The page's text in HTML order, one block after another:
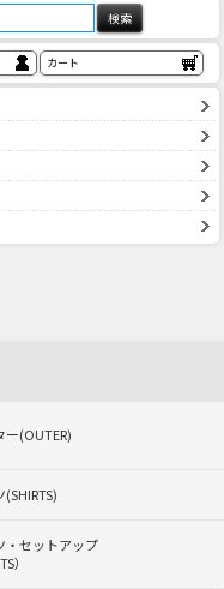
カート
ー(OUTER)
(SHIRTS)
・セットアップ
）